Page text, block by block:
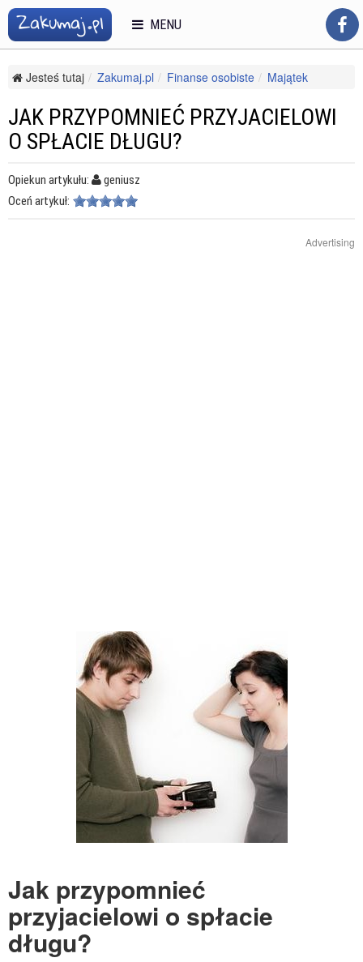
Jesteś tutaj Zakumaj.pl Finanse osobiste
Majątek
Jak przypomnieć przyjacielowi o spłacie długu?
JAK PRZYPOMNIEĆ PRZYJACIELOWI
O SPŁACIE DŁUGU?
Opiekun artykułu:
geniusz
Oceń artykuł:
Advertising
Jak przypomnieć
przyjacielowi o spłacie
długu?
MENU